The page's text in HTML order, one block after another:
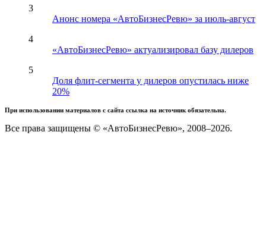
3
Анонс номера «АвтоБизнесРевю» за июль-август
4
«АвтоБизнесРевю» актуализировал базу дилеров
5
Доля флит-сегмента у дилеров опустилась ниже
20%
При использовании материалов с сайта ссылка на источник обязательна.
Все права защищены © «АвтоБизнесРевю», 2008–2026.